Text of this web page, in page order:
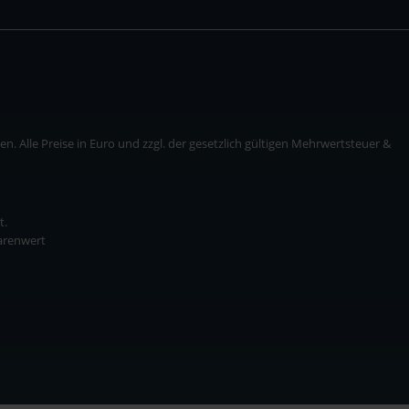
Alle Preise in Euro und zzgl. der gesetzlich gültigen Mehrwertsteuer &